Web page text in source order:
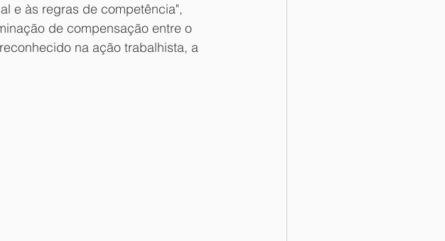
e às regras de competência",
de compensação entre o
na ação trabalhista, a